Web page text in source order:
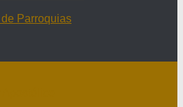
Parroquias